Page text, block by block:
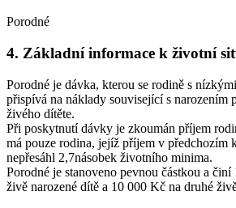
Porodné
4. Základní informace k životní
Porodné je dávka, kterou se rodině s
přispívá na náklady související s narozením
živého dítěte.
Při poskytnutí dávky je zkoumán příjem
má pouze rodina, jejíž příjem v předchozím
nepřesáhl 2,7násobek životního minima.
Porodné je stanoveno pevnou částkou a
živě narozené dítě a 10 000 Kč na druhé